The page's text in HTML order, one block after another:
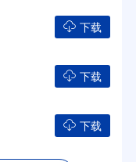
下载
下载
下载